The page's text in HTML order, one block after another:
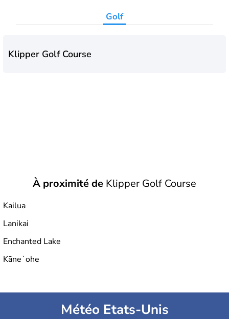
Golf
Klipper Golf Course
À proximité de Klipper Golf Course
Kailua
Lanikai
Enchanted Lake
Kāneʻohe
Météo Etats-Unis